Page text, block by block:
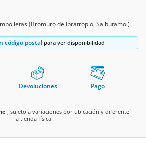
(Bromuro de Ipratropio, Salbutamol)
código postal para ver disponibilidad
Devoluciones Pago
, sujeto a variaciones por ubicación y diferente
a tienda física.